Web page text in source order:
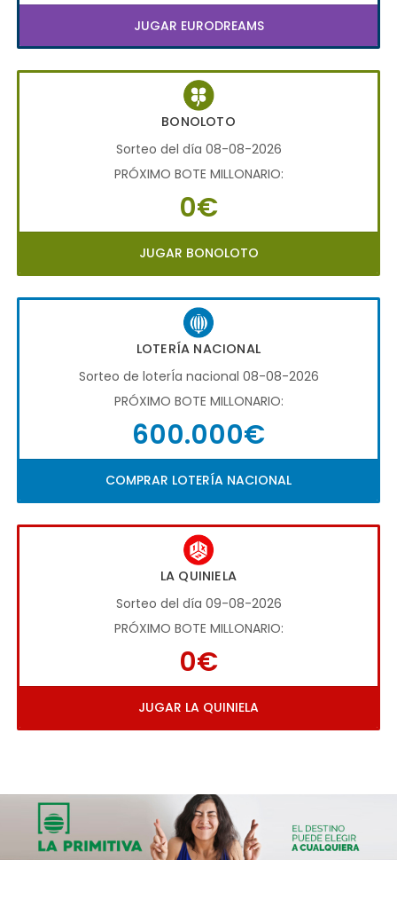
JUGAR EURODREAMS
BONOLOTO
Sorteo del día 08-08-2026
PRÓXIMO BOTE MILLONARIO:
0€
JUGAR BONOLOTO
LOTERÍA NACIONAL
Sorteo de loterÍa nacional 08-08-2026
PRÓXIMO BOTE MILLONARIO:
600.000€
COMPRAR LOTERÍA NACIONAL
LA QUINIELA
Sorteo del día 09-08-2026
PRÓXIMO BOTE MILLONARIO:
0€
JUGAR LA QUINIELA